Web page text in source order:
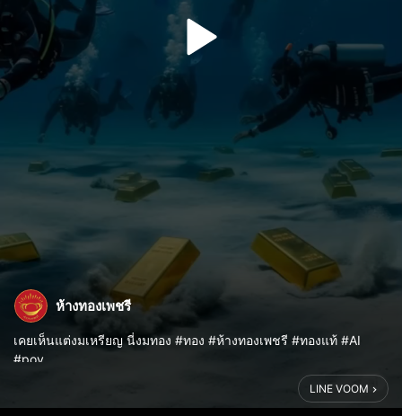
ห้างทองเพชรี
เคยเห็นแต่งมเหรียญ นี่งมทอง #ทอง #ห้างทองเพชรี #ทองแท้ #AI
#pov
LINE VOOM